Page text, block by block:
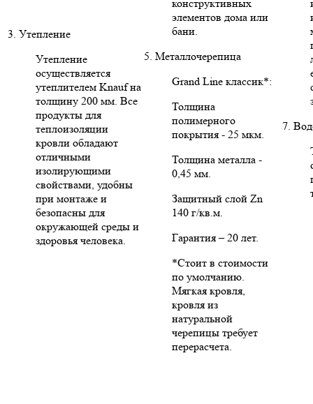
3. Утепление
Утепление
осуществляется
утеплителем Knauf на
толщину 200 мм. Все
продукты для
теплоизоляции
кровли обладают
отличными
изолирующими
свойствами, удобны
при монтаже и
безопасны для
окружающей среды и
здоровья человека.
конструктивных
элементов дома или
бани.
5. Металлочерепица
Grand Line классик*:
Толщина
полимерного
покрытия - 25 мкм.
Толщина металла -
0,45 мм.
Защитный слой Zn
140 г/кв.м.
Гарантия – 20 лет.
*Стоит в стоимости
по умолчанию.
Мягкая кровля,
кровля из
натуральной
черепицы требует
перерасчета.
7.